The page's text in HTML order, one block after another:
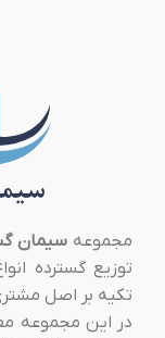
مجموعهسیمان
توزیع گسترده
تکیه بر اصل
در این مجموعه